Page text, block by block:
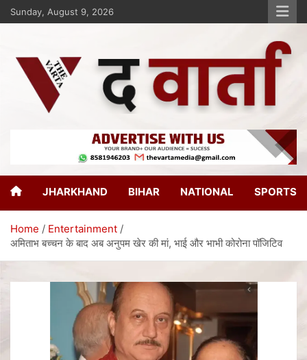
Sunday, August 9, 2026
The Varta
JHARKHAND BIHAR NATIONAL SPORTS
Home
Entertainment
अमिताभ बच्चन के बाद अब अनुपम खेर की मां, भाई और भाभी कोरोना पॉजिटिव